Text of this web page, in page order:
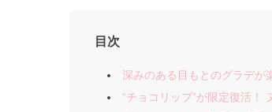
目次
深みのある目もとのグラデが
“チョコリップ”が限定復活